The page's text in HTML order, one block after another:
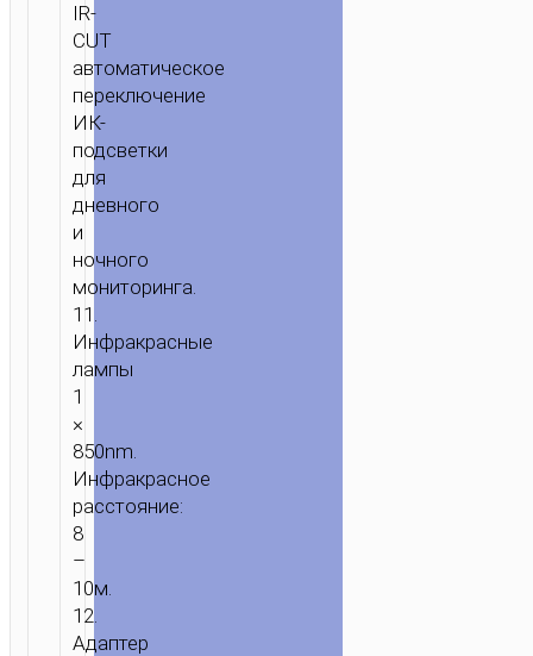
IR-
CUT
автоматическое
переключение
ИК-
подсветки
для
дневного
и
ночного
мониторинга.
11.
Инфракрасные
лампы
1
×
850nm.
Инфракрасное
расстояние:
8
–
10м.
12.
Адаптер